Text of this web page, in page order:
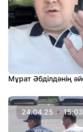
Мұрат Әбділдәнің
24.04.25 15:03